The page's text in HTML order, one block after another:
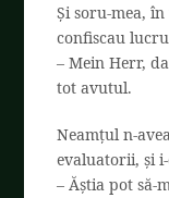
Și soru-mea,
confiscau
– Mein Herr,
tot avutul.
Neamțul n-
evaluatorii, și
– Ăștia pot să-